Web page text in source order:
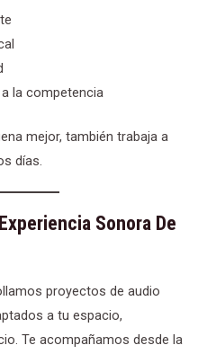
la competencia
mejor, también trabaja a
días.
Sonora De
proyectos de audio
a tu espacio,
Te acompañamos desde la